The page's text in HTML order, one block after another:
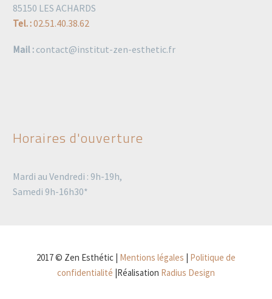
85150 LES ACHARDS
Tel. :02.51.40.38.62
Mail : contact@institut-zen-esthetic.fr
Horaires d'ouverture
Mardi au Vendredi : 9h-19h,
Samedi 9h-16h30*
2017 © Zen Esthétic | Mentions légales
Politique de
confidentialité |Réalisation Radius Design